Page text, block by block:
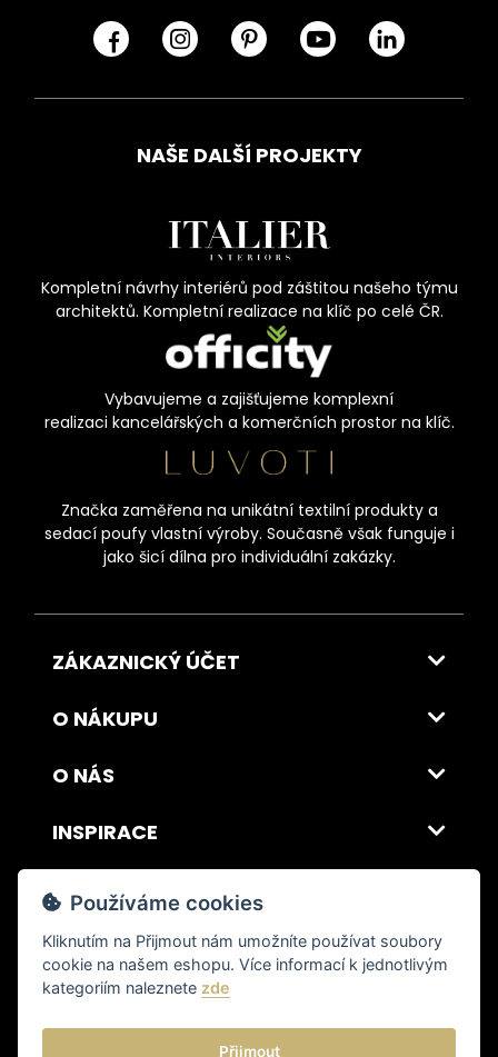
NAŠE DALŠÍ PROJEKTY
Kompletní návrhy interiérů pod záštitou našeho týmu
architektů. Kompletní realizace na klíč po celé ČR.
Vybavujeme a zajišťujeme komplexní
realizaci kancelářských a komerčních prostor na klíč.
Značka zaměřena na unikátní textilní produkty a
sedací poufy vlastní výroby. Současně však funguje i
jako šicí dílna pro individuální zakázky.
ZÁKAZNICKÝ ÚČET
O NÁKUPU
O NÁS
INSPIRACE
DOPRAVA A PLATBA
© 2026 ITALSKY INTERIER s.r.o. Vytvořilo INIZIO Internet Media s.r.o.|
nastavení cookies
Používáme cookies
Kliknutím na Přijmout nám umožníte používat soubory
cookie na našem eshopu. Více informací k jednotlivým
kategoriím naleznete zde
Přijmout